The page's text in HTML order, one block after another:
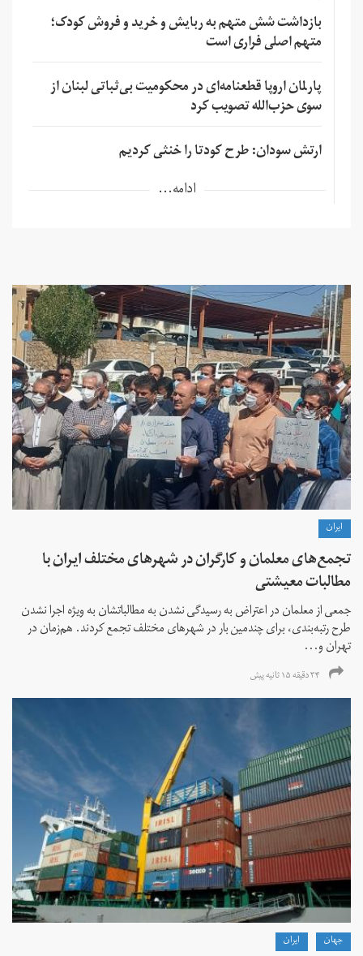
بازداشت شش متهم به ربایش و خرید و فروش کودک؛
متهم اصلی فراری است
پارلمان اروپا قطعنامه‌ای در محکومیت بی‌ثباتی لبنان از
سوی حزب‌الله تصویب کرد
ارتش سودان: طرح کودتا را خنثی کردیم
ادامه...
ايران
تجمع‌های معلمان و کارگران در شهرهای مختلف ایران با
مطالبات معیشتی
جمعی از معلمان در اعتراض به رسیدگی نشدن به مطالباتشان به ویژه اجرا نشدن
طرح رتبه‌بندی، برای چندمین بار در شهرهای مختلف تجمع کردند. هم‌زمان در
تهران و...
۳۴ دقیقه ۱۵ ثانیه پیش
جهان ايران